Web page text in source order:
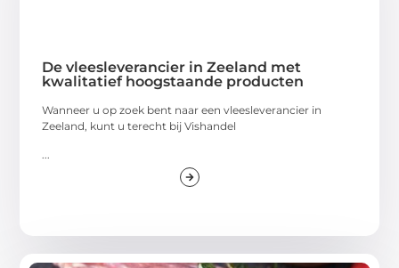
De vleesleverancier in Zeeland met
kwalitatief hoogstaande producten
Wanneer u op zoek bent naar een vleesleverancier in
Zeeland, kunt u terecht bij Vishandel
...